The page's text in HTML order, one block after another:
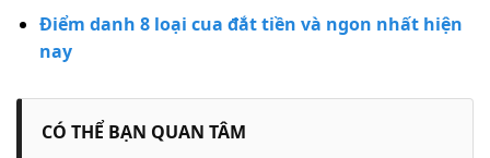
Điểm danh 8 loại cua đắt tiền và ngon nhất hiện
nay
CÓ THỂ BẠN QUAN TÂM